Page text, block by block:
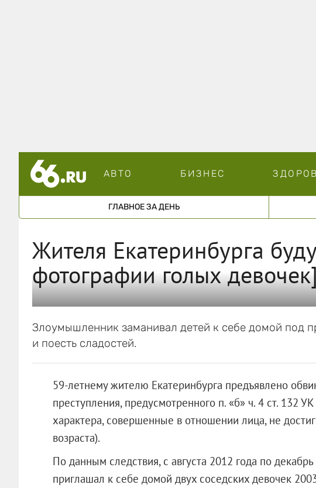
АВТО БИЗНЕС
ГЛАВНОЕ ЗА ДЕНЬ
Жителя Екатеринбурга
фотографии голых
Злоумышленник заманивал детей к себе домой под
и поесть сладостей.
59-летнему жителю Екатеринбурга предъявлено
преступления, предусмотренного п. «б» ч. 4 ст. 132
характера, совершенные в отношении лица, не
возраста).
По данным следствия, с августа 2012 года по
приглашал к себе домой двух соседских девочек